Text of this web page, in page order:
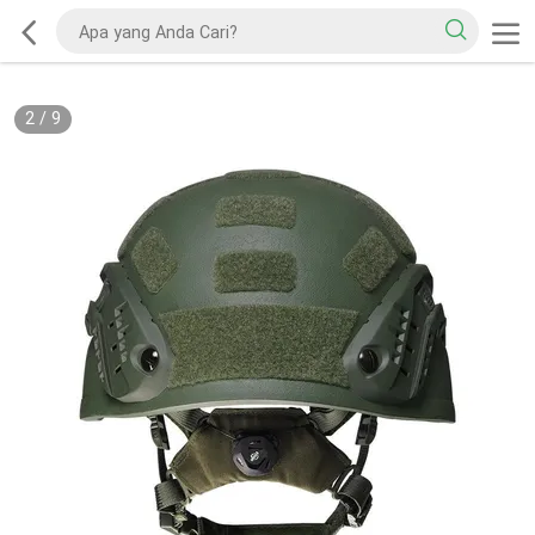
2/ 9